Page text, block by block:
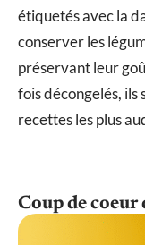
étiquetés avec la
conserver les
préservant leur
fois décongelés, ils
recettes les plus
Coup de coeur